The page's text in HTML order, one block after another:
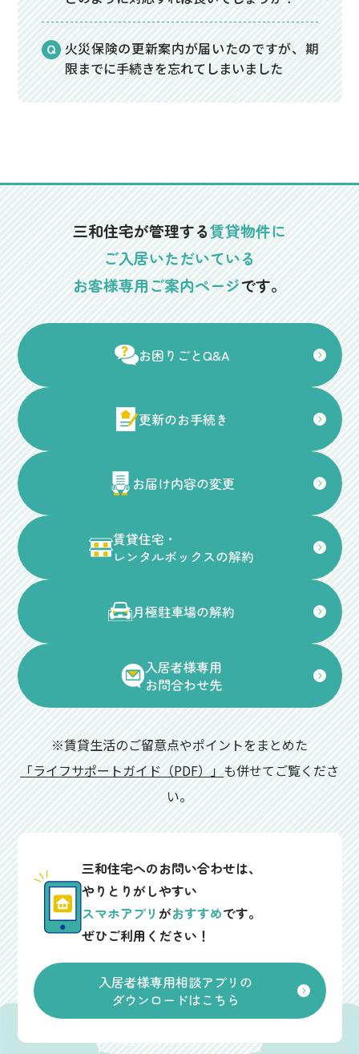
火災保険の更新案内が届いたのですが、期
限までに手続きを忘れてしまいました
三和住宅が管理する賃貸物件に
ご入居いただいている
お客様専用ご案内ページです。
お困りごとQ&A
更新のお手続き
お届け内容の変更
賃貸住宅・
レンタルボックスの解約
月極駐車場の解約
入居者様専用
お問合わせ先
※賃貸生活のご留意点やポイントをまとめた
「ライフサポートガイド（PDF）」 も併せてご覧くださ
い。
三和住宅へのお問い合わせは、
やりとりがしやすい
スマホアプリ がおすすめです。
ぜひご利用ください！
入居者様専用相談アプリの
ダウンロードはこちら